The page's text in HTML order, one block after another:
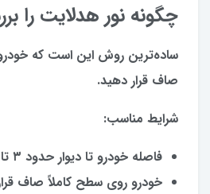
چگونه نور هدلایت را
ساده‌ترین روش این است که خودرو
صاف قرار دهید.
شرایط مناسب:
فاصله خودرو تا دیوار حدود ۳ تا ۵ متر باشد.
خودرو روی سطح کاملاً صاف